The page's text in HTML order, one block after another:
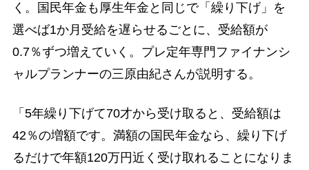
く。国民年金も厚生年金と同じで「繰り下げ」を
選べば1か月受給を遅らせるごとに、受給額が
0.7％ずつ増えていく。プレ定年専門ファイナンシ
ャルプランナーの三原由紀さんが説明する。
「5年繰り下げて70才から受け取ると、受給額は
42％の増額です。満額の国民年金なら、繰り下げ
るだけで年額120万円近く受け取れることになりま